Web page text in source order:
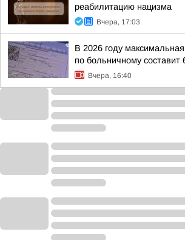
реабилитацию нацизма
Вчера, 17:03
В 2026 году
по больничному составит
Вчера, 16:40